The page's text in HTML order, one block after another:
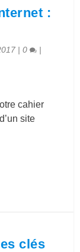
:
|0 |
cahier
site
clés